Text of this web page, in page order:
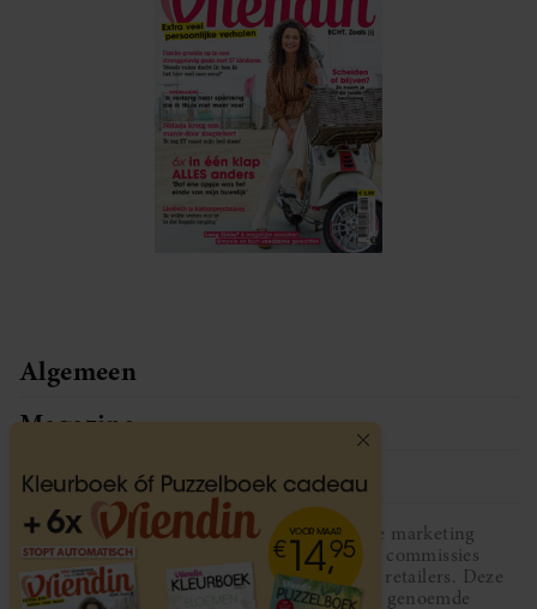
Algemeen
Magazine
Service
Vriendin participeert in diverse affiliate marketing
programma’s, dat houdt in dat Vriendin commissies
ontvangt voor aankopen middels links van retailers. Deze
website wordt niet gesponsord door de genoemde